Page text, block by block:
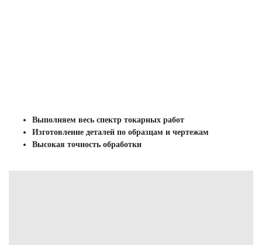
Выполняем весь спектр токарных работ
Изготовление деталей по образцам и чертежам
Высокая точность обработки